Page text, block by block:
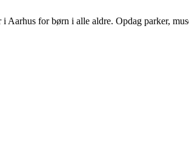
for børn i alle aldre. Opdag parker,